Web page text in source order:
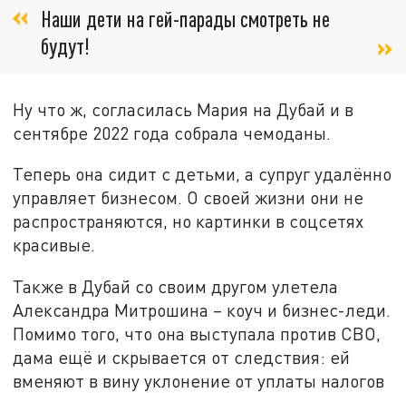
Наши дети на гей-парады смотреть не
будут!
Ну что ж, согласилась Мария на Дубай и в
сентябре 2022 года собрала чемоданы.
Теперь она сидит с детьми, а супруг удалённо
управляет бизнесом. О своей жизни они не
распространяются, но картинки в соцсетях
красивые.
Также в Дубай со своим другом улетела
Александра Митрошина – коуч и бизнес-леди.
Помимо того, что она выступала против СВО,
дама ещё и скрывается от следствия: ей
вменяют в вину уклонение от уплаты налогов